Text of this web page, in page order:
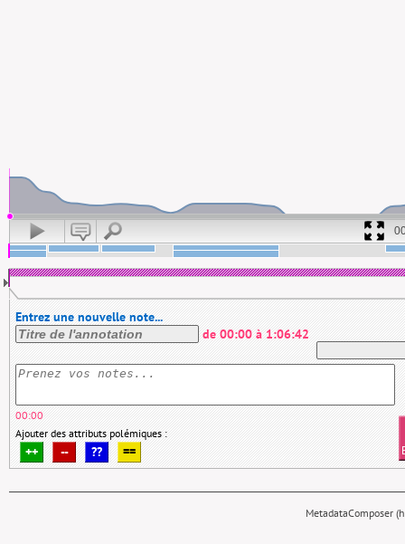
Entrez une nouvelle note...
de 00:00 à 1:06:42
00:00
Ajouter des attributs polémiques :
++ -- ?? ==
MetadataComposer